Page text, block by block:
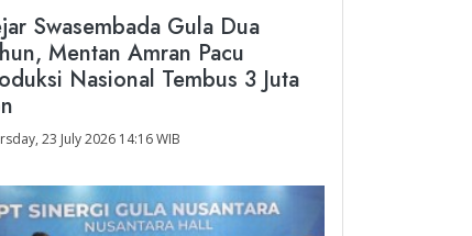
Swasembada Gula Dua
Mentan Amran Pacu
Nasional Tembus 3 Juta
23 July 2026 14:16 WIB